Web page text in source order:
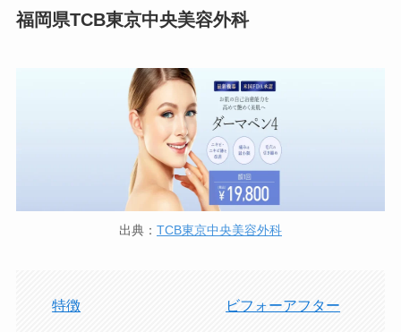
福岡県TCB東京中央美容外科
出典： TCB東京中央美容外科
特徴 ビフォーアフター